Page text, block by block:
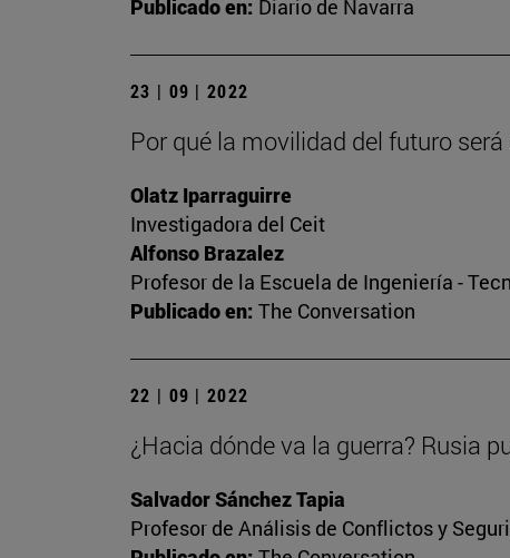
Publicado en: Diario de Navarra
23 | 09 | 2022
Por qué la movilidad del futuro
Olatz Iparraguirre
Investigadora del Ceit
Alfonso Brazalez
Profesor de la Escuela de Ingeniería -
Publicado en: The Conversation
22 | 09 | 2022
¿Hacia dónde va la guerra? Rusia
Salvador Sánchez Tapia
Profesor de Análisis de Conflictos y